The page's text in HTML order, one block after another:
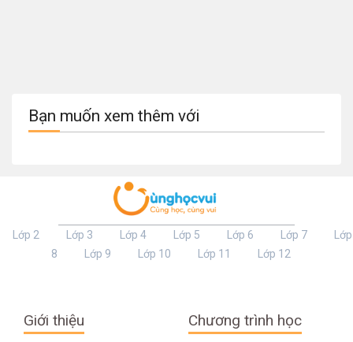
Bạn muốn xem thêm với
Lớp 2 Lớp 3 Lớp 4 Lớp 5 Lớp 6 Lớp 7
Lớp
8
Lớp 9 Lớp 10 Lớp 11 Lớp 12
Giới thiệu Chương trình học